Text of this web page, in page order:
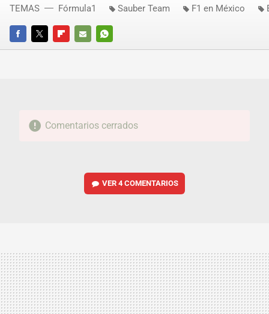
FACEBOOKTWITTERFLIPBOARD
E-
WHATSAPP
TEMAS Fórmula1 Sauber Team F1 en México
Comentarios cerrados
VER4 COMENTARIOS